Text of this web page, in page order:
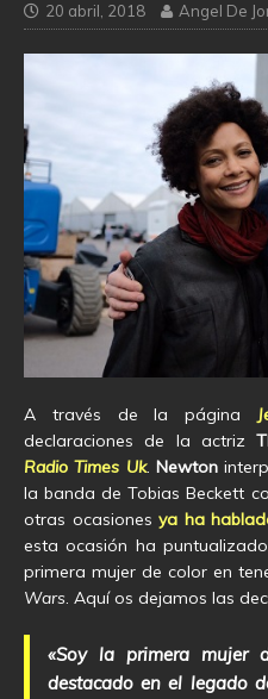
20 abril, 2018 Angel De
A través de la página
declaraciones de la actriz
Radio Times Uk. Newton
la banda de Tobias Beckett
otras ocasionesya ha
esta ocasión ha
primera mujer de color en
Wars. Aquí os dejamos las
«Soy la primera mujer
destacado en el legado